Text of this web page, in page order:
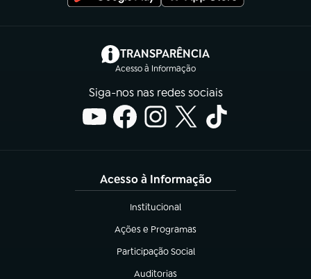
TRANSPARÊNCIA
Acesso à Informação
(abre em nova aba)
Siga-nos nas redes sociais
Acesso à Informação
Institucional
(abre em nova aba)
Ações e Programas
(abre em nova aba)
Participação Social
(abre em nova aba)
Auditorias